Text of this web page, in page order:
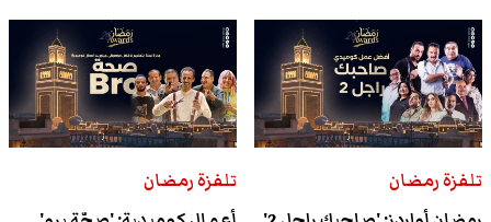
تلفزة رمضان
تلفزة رمضان